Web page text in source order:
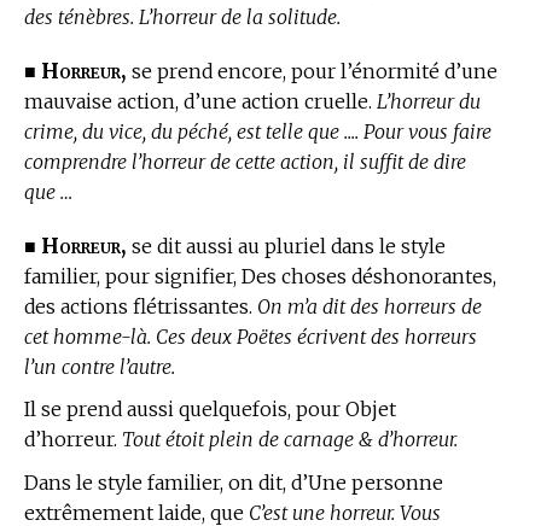
des ténèbres. L’horreur de la solitude.
■ Horreur, se prend encore, pour l’énormité d’une
mauvaise action, d’une action cruelle. L’horreur du
crime, du vice, du péché, est telle que .... Pour vous faire
comprendre l’horreur de cette action, il suffit de dire
que …
■ Horreur, se dit aussi au pluriel dans le style
familier, pour signifier, Des choses déshonorantes,
des actions flétrissantes. On m’a dit des horreurs de
cet homme-là. Ces deux Poëtes écrivent des horreurs
l’un contre l’autre.
Il se prend aussi quelquefois, pour Objet
d’horreur. Tout étoit plein de carnage & d’horreur.
Dans le style familier, on dit, d’Une personne
extrêmement laide, que C’est une horreur. Vous